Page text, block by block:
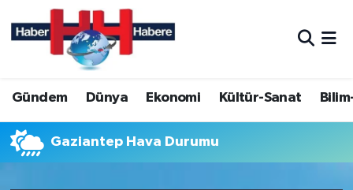
Gündem Dünya Ekonomi Kültür-Sanat
Gaziantep Hava Durumu
Hava Durumu
Trafik Durumu
Süper Lig Puan Durumu ve Fikstür